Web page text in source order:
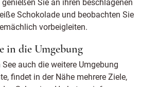
Schokolade und beobachten Sie
vorbeigleiten.
in die Umgebung
auch die weitere Umgebung
findet in der Nähe mehrere Ziele,